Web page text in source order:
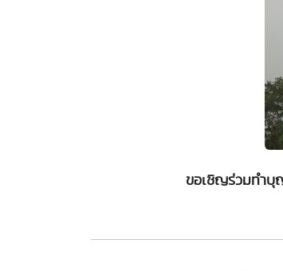
ขอเชิญร่วมทำบุ